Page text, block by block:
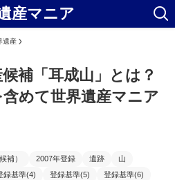
産マニア
遺産
補「耳成山」とは？
めて世界遺産マニア
補） 2007年登録 遺跡
山
録基準(4) 登録基準(5)
登録基準(6)